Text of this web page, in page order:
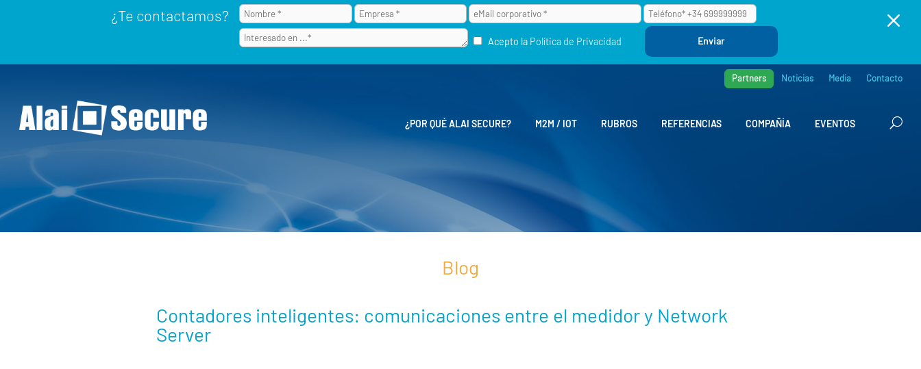
¿Te contactamos?
Acepto la Política de Privacidad
M
Partners Noticias Media Contacto
¿POR QUÉ ALAI SECURE? M2M / IOT RUBROS REFERENCIAS COMPAÑÍA EVENTOS
Blog
Contadores inteligentes: comunicaciones entre el medidor y Network
Server